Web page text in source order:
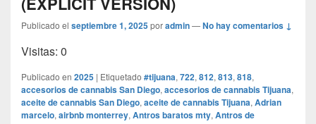
Publicado el septiembre 1, 2025poradmin—No hay comentarios ↓
Visitas: 0
Publicado en 2025 | Etiquetado #tijuana, 722, 812, 813, 818,
accesorios de cannabis San Diego, accesorios de cannabis Tijuana,
aceite de cannabis San Diego, aceite de cannabis Tijuana, Adrian
marcelo, airbnb monterrey, Antros baratos mty, Antros de